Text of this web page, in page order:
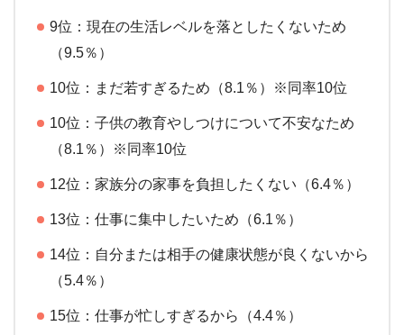
9位：現在の生活レベルを落としたくないため
（9.5％）
10位：まだ若すぎるため（8.1％）※同率10位
10位：子供の教育やしつけについて不安なため
（8.1％）※同率10位
12位：家族分の家事を負担したくない（6.4％）
13位：仕事に集中したいため（6.1％）
14位：自分または相手の健康状態が良くないから
（5.4％）
15位：仕事が忙しすぎるから（4.4％）